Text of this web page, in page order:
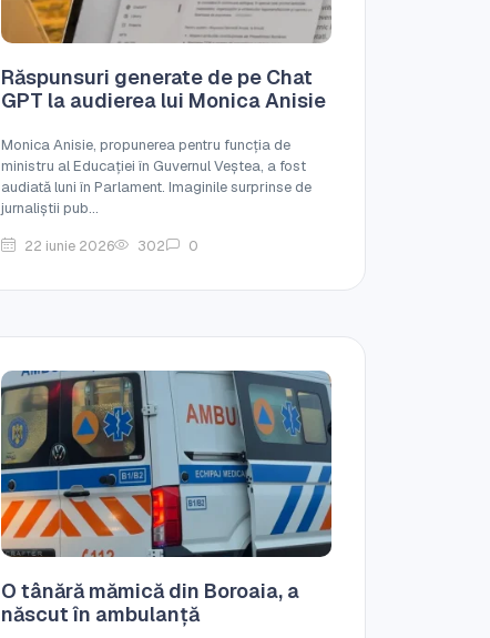
Răspunsuri generate de pe Chat
GPT la audierea lui Monica Anisie
Monica Anisie, propunerea pentru funcția de
ministru al Educației în Guvernul Veștea, a fost
audiată luni în Parlament. Imaginile surprinse de
jurnaliștii pub...
22 iunie 2026
302 0
O tânără mămică din Boroaia, a
născut în ambulanță